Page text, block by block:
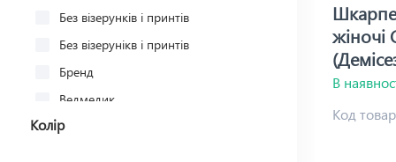
Без візерунків і принтів
Без візерунікв і принтів
Бренд
Ведмедик
Ведмежа
Колір
жіночі
В
Код